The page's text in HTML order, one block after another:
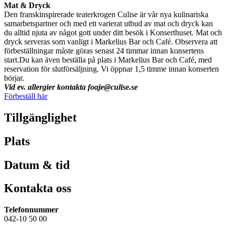
Mat & Dryck
Den franskinspirerade teaterkrogen Culise är vår nya kulinariska
samarbetspartner och med ett varierat utbud av mat och dryck kan
du alltid njuta av något gott under ditt besök i Konserthuset. Mat och
dryck serveras som vanligt i Markelius Bar och Café. Observera att
förbeställningar måste göras senast 24 timmar innan konsertens
start.Du kan även beställa på plats i Markelius Bar och Café, med
reservation för slutförsäljning. Vi öppnar 1,5 timme innan konserten
börjar.
Vid ev. allergier kontakta foaje@culise.se
Förbeställ här
Tillgänglighet
Plats
Datum & tid
Kontakta oss
Telefonnummer
042-10 50 00